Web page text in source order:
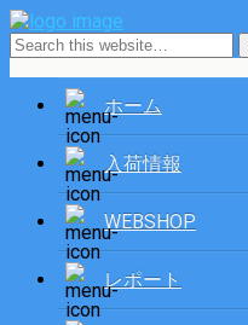
ホーム
入荷情報
WEBSHOP
レポート